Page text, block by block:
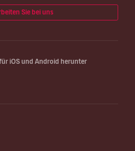
Sie bei uns
iOS und Android herunter